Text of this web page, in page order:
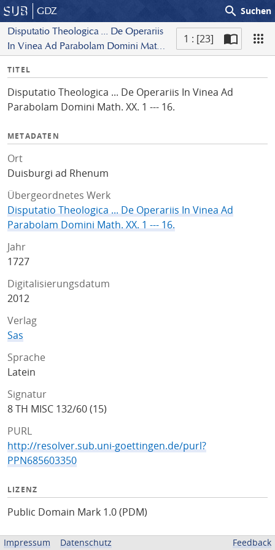
GDZ search Suchen
Disputatio Theologica ... De Operariis
In Vinea Ad Parabolam Domini Math.
1 : [23]
I
f
o
TITEL
Disputatio Theologica ... De Operariis In Vinea Ad
Parabolam Domini Math. XX. 1 --- 16.
METADATEN
Ort
Duisburgi ad Rhenum
Übergeordnetes Werk
Disputatio Theologica ... De Operariis In Vinea Ad
Parabolam Domini Math. XX. 1 --- 16.
Jahr
1727
Digitalisierungsdatum
2012
Verlag
Sas
Sprache
Latein
Signatur
8 TH MISC 132/60 (15)
PURL
http://resolver.sub.uni-goettingen.de/purl?
PPN685603350
LIZENZ
Public Domain Mark 1.0 (PDM)
BEREITGESTELLT VON
Impressum Datenschutz Feedback